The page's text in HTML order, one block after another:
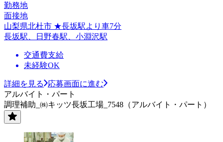
勤務地
面接地
山梨県北杜市 ★長坂駅より車7分
長坂駅、日野春駅、小淵沢駅
交通費支給
未経験OK
詳細を見る
応募画面に進む
アルバイト・パート
調理補助_㈱キッツ長坂工場_7548（アルバイト・パート）